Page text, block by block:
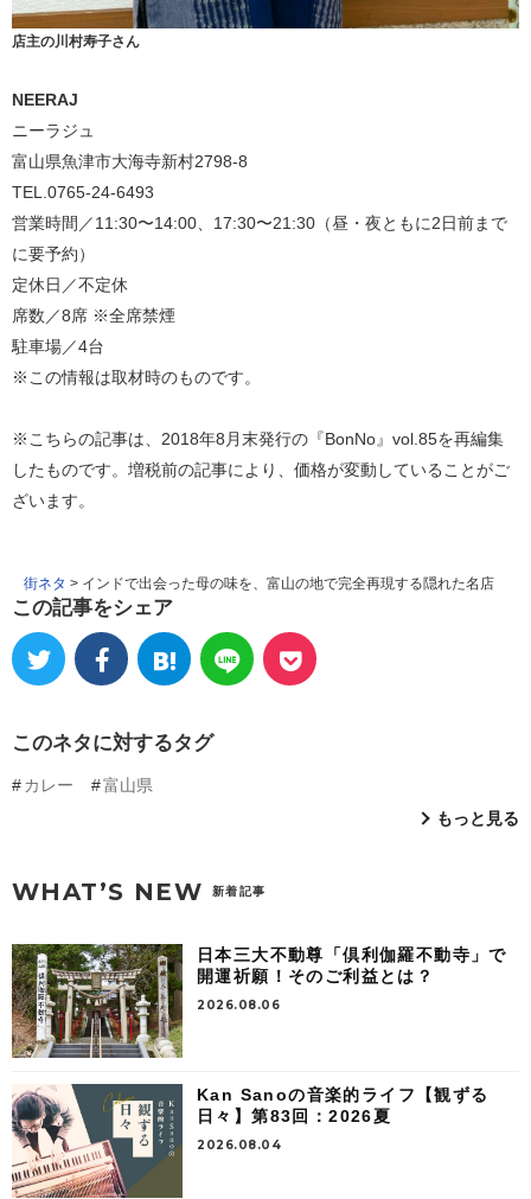
店主の川村寿子さん
NEERAJ
ニーラジュ
富山県魚津市大海寺新村2798-8
TEL.0765-24-6493
営業時間／11:30〜14:00、17:30〜21:30（昼・夜ともに2日前まで
に要予約）
定休日／不定休
席数／8席 ※全席禁煙
駐車場／4台
※この情報は取材時のものです。
※こちらの記事は、2018年8月末発行の『BonNo』vol.85を再編集
したものです。増税前の記事により、価格が変動していることがご
ざいます。
街ネタ > インドで出会った母の味を、富山の地で完全再現する隠れた名店
この記事をシェア
このネタに対するタグ
カレー
富山県
もっと見る
WHAT’S NEW 新着記事
日本三大不動尊「倶利伽羅不動寺」で
開運祈願！そのご利益とは？
2026.08.06
Kan Sanoの音楽的ライフ【観ずる
日々】第83回：2026夏
2026.08.04